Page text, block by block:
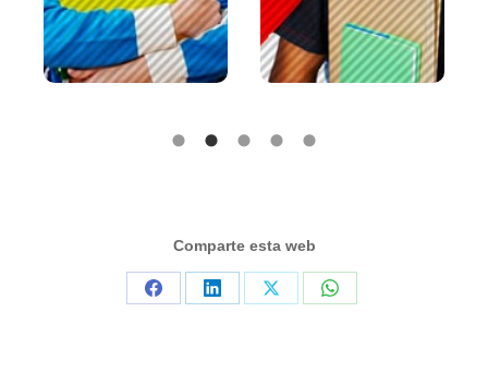
Quiero clases
particulares
Quiero clases
particulares
Comparte esta web
CompartirCompartirCompartirCompartir